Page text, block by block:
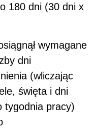
180 dni (30 dni x
wymagane
dni
(wliczając
święta i dni
tygodnia pracy)